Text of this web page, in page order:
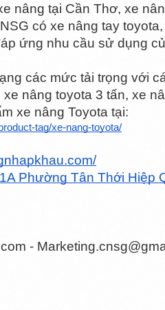
nâng tại Cần Thơ, xe
có xe nâng tay
ứng nhu cầu sử dụng
các mức tải trọng với
nâng toyota 3 tấn, xe
xe nâng Toyota tại:
tag/xe-nang-toyota/
Phường Tân Thới Hiệp
-